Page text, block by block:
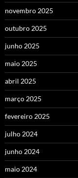
novembro 2025
outubro 2025
junho 2025
maio 2025
abril 2025
março 2025
fevereiro 2025
julho 2024
junho 2024
maio 2024